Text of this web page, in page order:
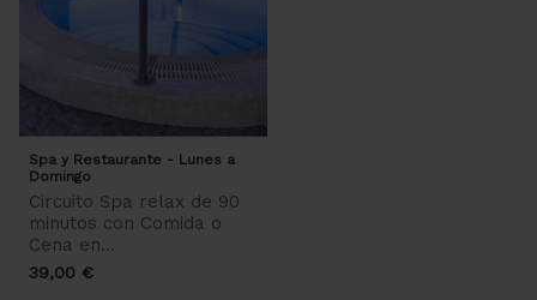
Spa y Restaurante - Lunes a
Domingo
Circuito Spa relax de 90
minutos con Comida o
Cena en...
39,00 €